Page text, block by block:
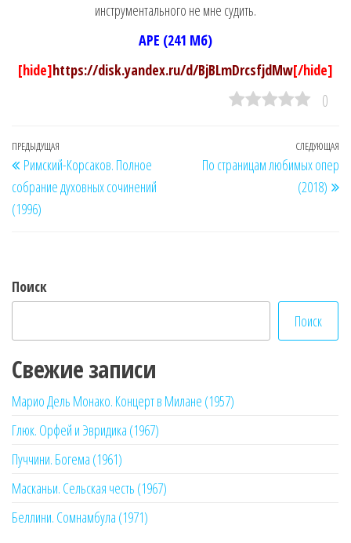
инструментального не мне судить.
APE (241 Мб)
[hide]https://disk.yandex.ru/d/BjBLmDrcsfjdMw[/hide]
0
Навигация
по
записям
Предыдущая
запись
ПРЕДЫДУЩАЯ
Римский-Корсаков. Полное
собрание духовных сочинений
(1996)
СЛЕДУЮЩАЯ
По страницам любимых опер
(2018)
Поиск
Поиск
Свежие записи
Марио Дель Монако. Концерт в Милане (1957)
Глюк. Орфей и Эвридика (1967)
Пуччини. Богема (1961)
Масканьи. Сельская честь (1967)
Беллини. Сомнамбула (1971)